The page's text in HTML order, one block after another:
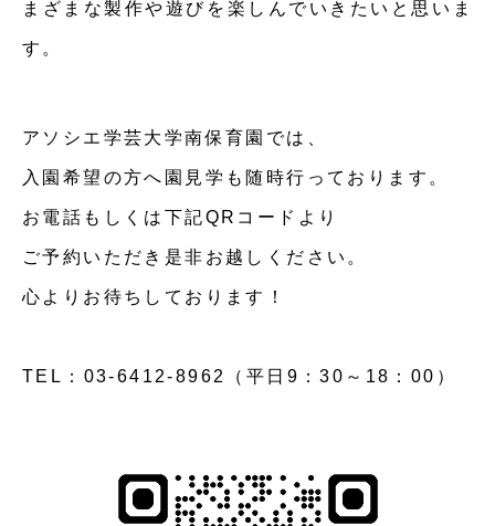
まざまな製作や遊びを楽しんでいきたいと思いま
す。
アソシエ学芸大学南保育園では、
入園希望の方へ園見学も随時行っております。
お電話もしくは下記QRコードより
ご予約いただき是非お越しください。
心よりお待ちしております！
TEL：03-6412-8962（平日9：30～18：00）